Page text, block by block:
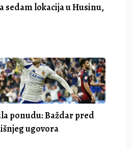
sedam lokacija u Husinu,
ponudu: Baždar pred
ugovora